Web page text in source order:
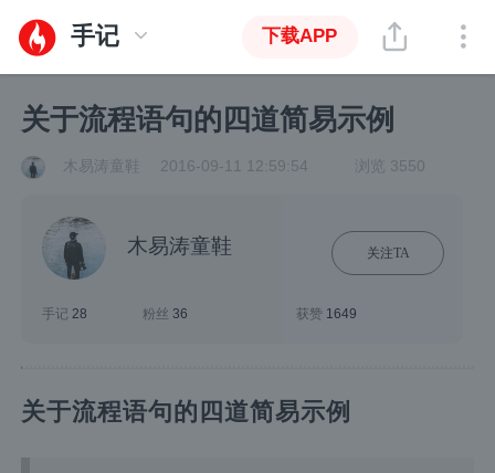
手记 下载APP
关于流程语句的四道简易示例
木易涛童鞋 2016-09-11 12:59:54 浏览 3550
木易涛童鞋 关注TA
手记28 粉丝36 获赞 1649
关于流程语句的四道简易示例